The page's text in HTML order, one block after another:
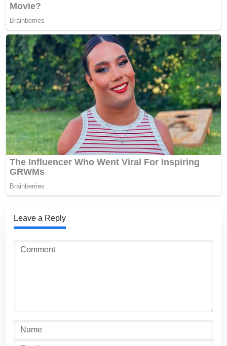
Leave a Reply